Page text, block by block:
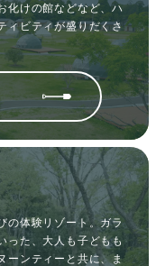
化けの館などなど、ハ
ィビティが盛りだくさ
の体験リゾート。ガラ
った、大人も子どもも
ーンティーと共に、ま